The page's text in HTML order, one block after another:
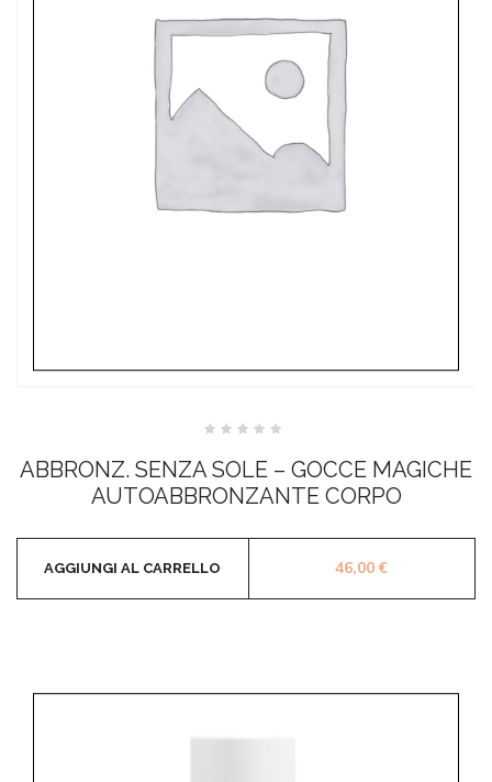
su
5
ABBRONZ. SENZA SOLE – GOCCE MAGICHE
AUTOABBRONZANTE CORPO
46,00€
AGGIUNGI AL CARRELLO